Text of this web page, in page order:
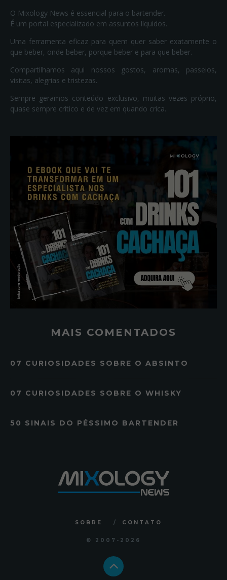
O Mixology News é essencial para o bartender.
É um portal especializado em assuntos líquidos.
Uma ferramenta eficaz para quem quer saber exatamente o
que beber, onde beber, porque beber e para que beber.
Compartilhamos aqui nossos gostos, aromas, passeios,
visitas, alegrias e tristezas.
Sempre geramos conteúdo exclusivo, muitas vezes próprio,
quase sempre crítico e de vez em quando crica.
MAIS COMENTADOS
07 CURIOSIDADES SOBRE O ABSINTO
07 CURIOSIDADES SOBRE O WHISKY
50 SINAIS DO PÉSSIMO BARTENDER
SOBRE CONTATO
© 2007 -2026